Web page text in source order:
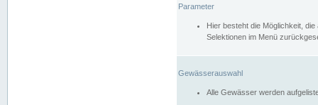
Parameter
Hier besteht die Möglichkeit,
Selektionen im Menü
Gewässerauswahl
Alle Gewässer werden